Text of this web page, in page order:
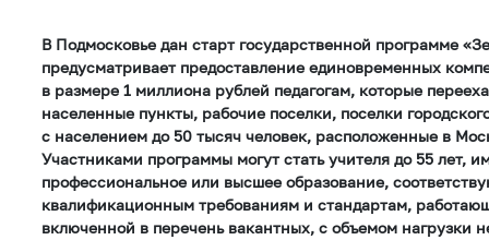
В Подмосковье дан старт государственной программе
предусматривает предоставление единовременных
в размере 1 миллиона рублей педагогам, которые
населенные пункты, рабочие поселки, поселки
с населением до 50 тысяч человек, расположенные в
Участниками программы могут стать учителя до 55 лет,
профессиональное или высшее образование,
квалификационным требованиям и стандартам,
включенной в перечень вакантных, с объемом нагрузки